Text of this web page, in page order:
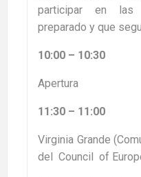
participar en las
preparado y que
10:00 – 10:30
Apertura
11:30 – 11:00
Virginia Grande
del Council of